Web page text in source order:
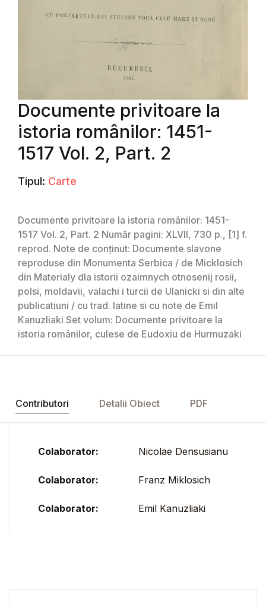
Documente privitoare la
istoria românilor: 1451-
1517 Vol. 2, Part. 2
Tipul: Carte
Documente privitoare la istoria românilor: 1451-
1517 Vol. 2, Part. 2 Număr pagini: XLVII, 730 p., [1] f.
reprod. Note de conținut: Documente slavone
reproduse din Monumenta Serbica / de Micklosich
din Materialy dla istorii ozaimnych otnosenij rosii,
polsi, moldavii, valachi i turcii de Ulanicki si din alte
publicatiuni / cu trad. latine si cu note de Emil
Kanuzliaki Set volum: Documente privitoare la
istoria românilor, culese de Eudoxiu de Hurmuzaki
Contributori Detalii Obiect PDF
Colaborator: Nicolae Densusianu
Colaborator: Franz Miklosich
Colaborator: Emil Kanuzliaki